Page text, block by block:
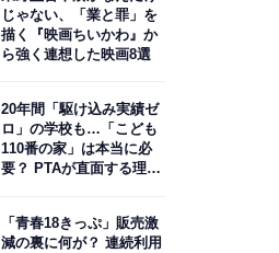
じゃない、「業と罪」を
描く『映画ちいかわ』か
ら強く連想した映画8選
20年間「駆け込み実績ゼ
ロ」の学校も…「こども
110番の家」は本当に必
要？ PTAが直面する理想
「青春18きっぷ」販売激
減の裏に何が？ 連続利用